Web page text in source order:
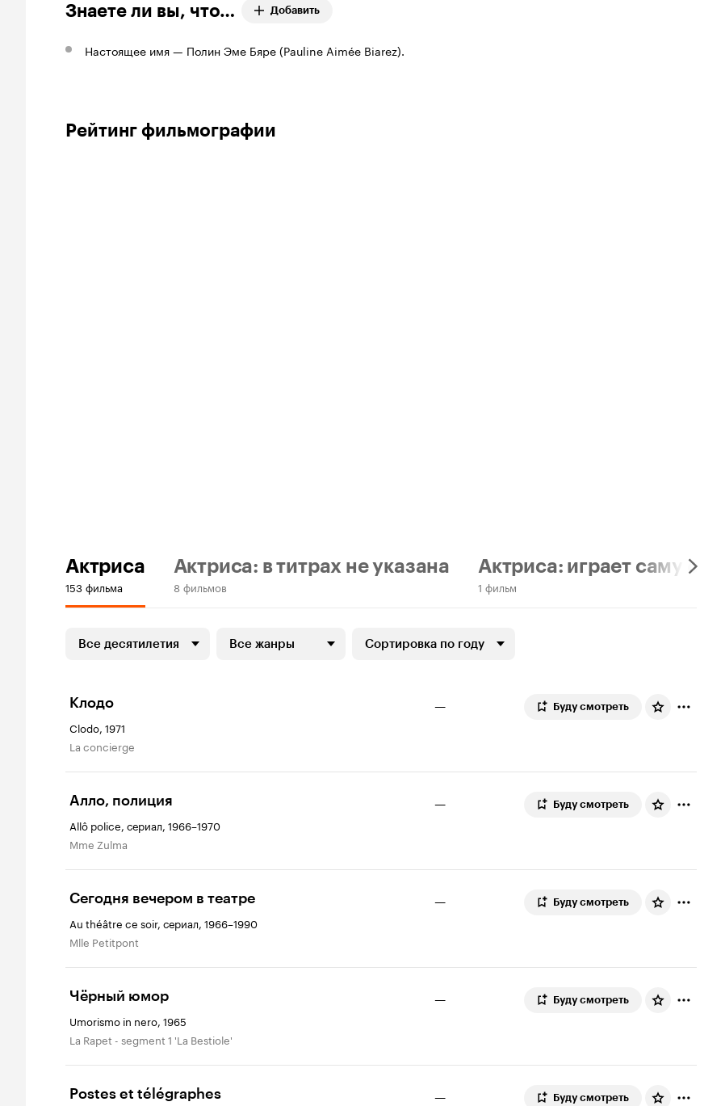
Знаете ли вы, что… Добавить
Настоящее имя — Полин Эме Бяре (Pauline Aimée Biarez).
Рейтинг фильмографии
Актриса
153 фильма
Актриса: в титрах не указана
8 фильмов
Актриса: играет саму себя
1 фильм
Все десятилетия Все жанры Сортировка по году
Клодо
Clodo, 1971
La concierge
— Буду смотреть
Алло, полиция
Allô police, сериал, 1966–1970
Mme Zulma
— Буду смотреть
Сегодня вечером в театре
Au théâtre ce soir, сериал, 1966–1990
Mlle Petitpont
— Буду смотреть
Чёрный юмор
Umorismo in nero, 1965
La Rapet - segment 1 'La Bestiole'
— Буду смотреть
Postes et télégraphes — Буду смотреть